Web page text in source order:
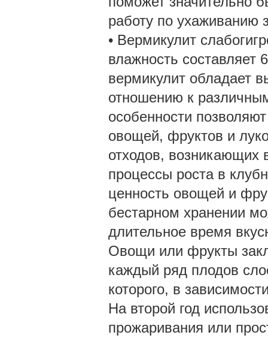
работу по ухаживанию
• Вермикулит
влажность составляет
вермикулит обладает
отношению к
особенности
овощей, фруктов и
отходов, возникающих
процессы роста в
ценность овощей и
бестарном хранении
длительное время
Овощи или фрукты
каждый ряд плодов
которого, в
На второй год
прожаривания или